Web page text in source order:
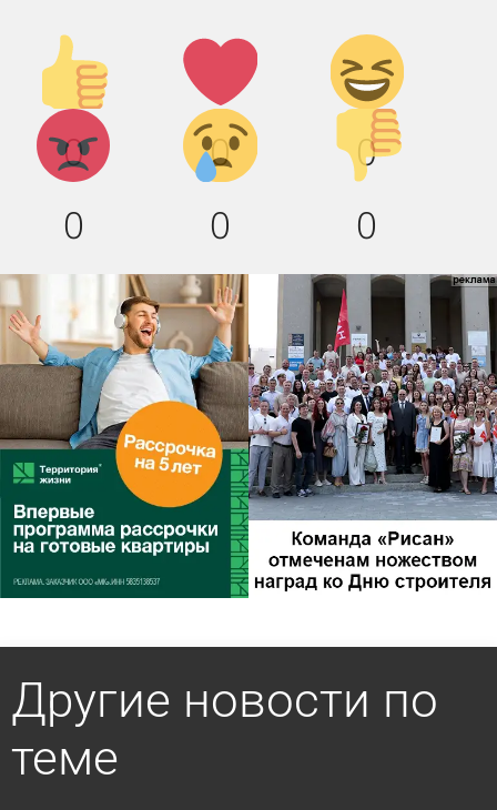
Палец
вверх!
0
Лайк!
0
Дикий
смех!
0
Агрессия!
0
Грусть
:(
0
Палец
вниз!
0
Другие новости по
теме